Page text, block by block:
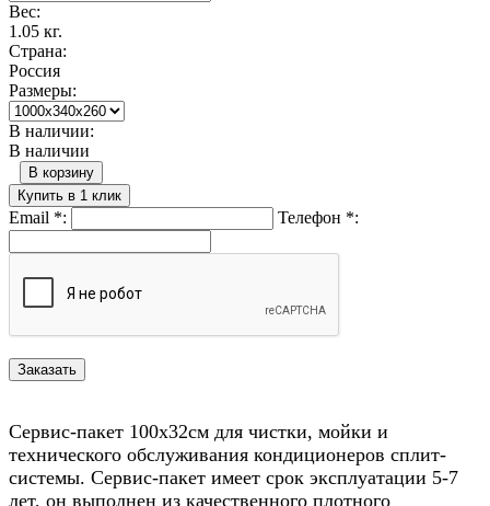
Вес:
1.05 кг.
Страна:
Россия
Размеры:
В наличии:
В наличии
В корзину
Купить в 1 клик
Email *: Телефон *:
Сервис-пакет 100х32см для чистки, мойки и
технического обслуживания кондиционеров сплит-
системы. Сервис-пакет имеет срок эксплуатации 5-7
лет, он выполнен из качественного плотного